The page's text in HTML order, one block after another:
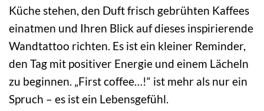
Küche stehen, den Duft frisch gebrühten Kaffees
einatmen und Ihren Blick auf dieses inspirierende
Wandtattoo richten. Es ist ein kleiner Reminder,
den Tag mit positiver Energie und einem Lächeln
zu beginnen. „First coffee…!“ ist mehr als nur ein
Spruch – es ist ein Lebensgefühl.